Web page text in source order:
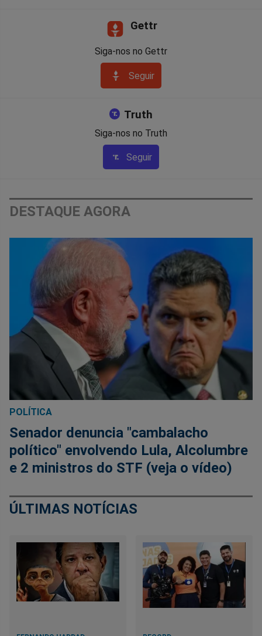
Gettr
Siga-nos no Gettr
Seguir
Truth
Siga-nos no Truth
Seguir
DESTAQUE AGORA
POLÍTICA
Senador denuncia "cambalacho
político" envolvendo Lula, Alcolumbre
e 2 ministros do STF (veja o vídeo)
ÚLTIMAS NOTÍCIAS